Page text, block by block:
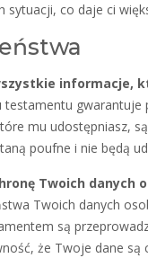
co daje ci
informacje,
mu udostępniasz,
poufne i nie będą
Twoich danych
Twoich danych
są
że Twoje dane